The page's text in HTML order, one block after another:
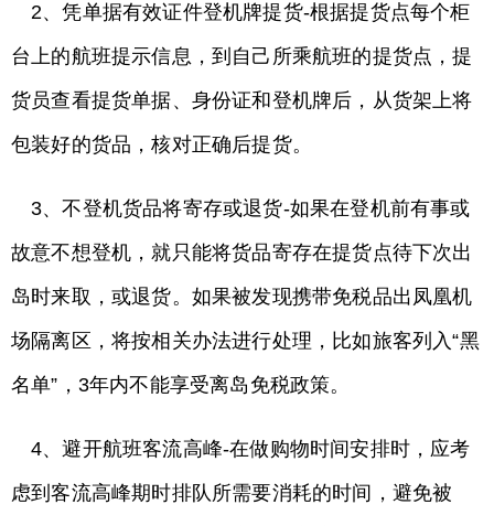
2、凭单据有效证件登机牌提货-根据提货点每个柜
台上的航班提示信息，到自己所乘航班的提货点，提
货员查看提货单据、身份证和登机牌后，从货架上将
包装好的货品，核对正确后提货。
3、不登机货品将寄存或退货-如果在登机前有事或
故意不想登机，就只能将货品寄存在提货点待下次出
岛时来取，或退货。如果被发现携带免税品出凤凰机
场隔离区，将按相关办法进行处理，比如旅客列入“黑
名单”，3年内不能享受离岛免税政策。
4、避开航班客流高峰-在做购物时间安排时，应考
虑到客流高峰期时排队所需要消耗的时间，避免被